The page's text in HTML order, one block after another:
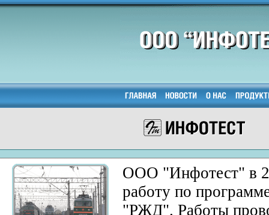
ООО "Инфотест" в
работу по
"РЖД". Работы